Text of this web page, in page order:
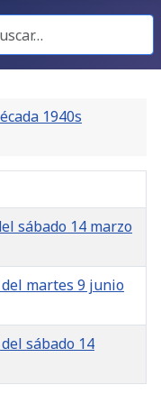
Gacetas
1940s
sábado 14 marzo
martes 9 junio
sábado 14